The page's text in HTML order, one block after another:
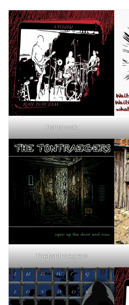
Fishbrook
Thetontraegers